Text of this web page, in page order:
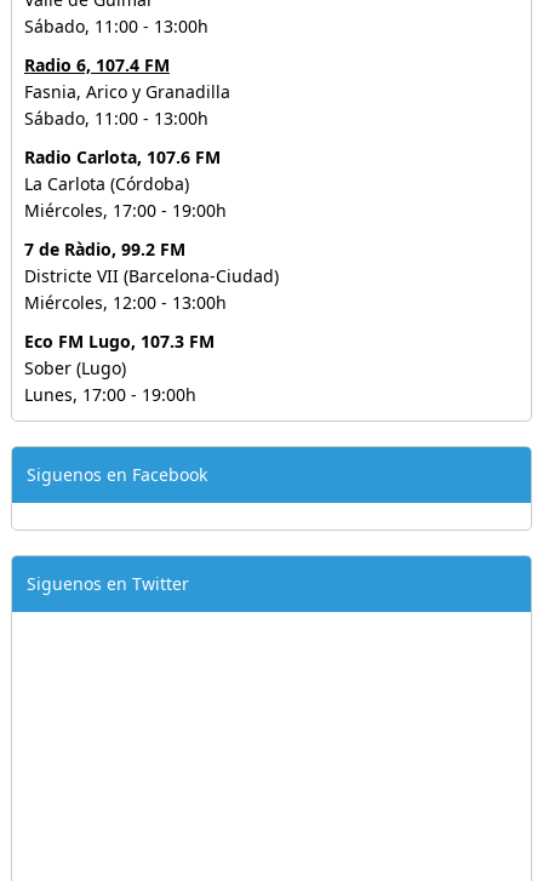
Sábado, 11:00 - 13:00h
Radio 6, 107.4 FM
Fasnia, Arico y Granadilla
Sábado, 11:00 - 13:00h
Radio Carlota, 107.6 FM
La Carlota (Córdoba)
Miércoles, 17:00 - 19:00h
7 de Ràdio, 99.2 FM
Districte VII (Barcelona-Ciudad)
Miércoles, 12:00 - 13:00h
Eco FM Lugo, 107.3 FM
Sober (Lugo)
Lunes, 17:00 - 19:00h
Siguenos en Facebook
Siguenos en Twitter